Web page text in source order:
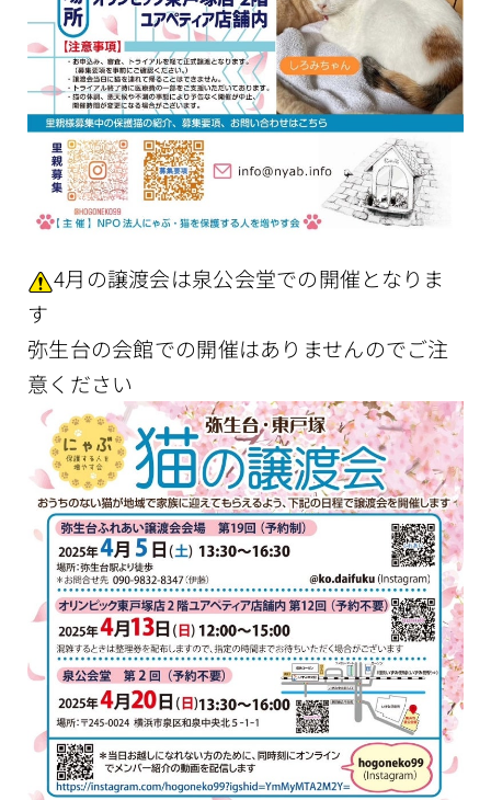
4月の譲渡会は泉公会堂での開催となりま
す
弥生台の会館での開催はありませんのでご注
意ください